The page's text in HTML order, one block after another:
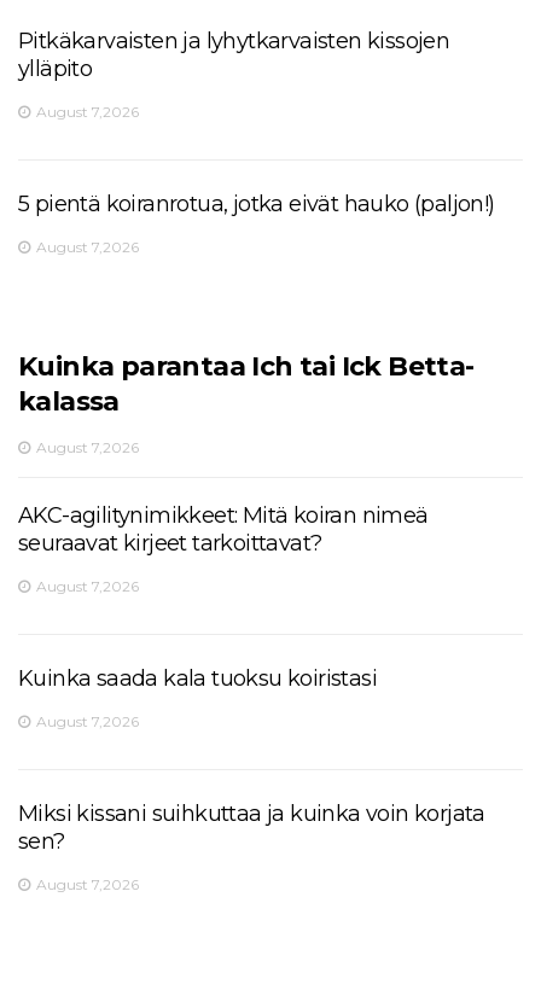
Pitkäkarvaisten ja lyhytkarvaisten kissojen
ylläpito
August 7,2026
5 pientä koiranrotua, jotka eivät hauko (paljon!)
August 7,2026
Kuinka parantaa Ich tai Ick Betta-
kalassa
August 7,2026
AKC-agilitynimikkeet: Mitä koiran nimeä
seuraavat kirjeet tarkoittavat?
August 7,2026
Kuinka saada kala tuoksu koiristasi
August 7,2026
Miksi kissani suihkuttaa ja kuinka voin korjata
sen?
August 7,2026